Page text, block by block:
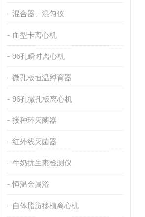
混合器、混匀仪
血型卡离心机
96孔瞬时离心机
微孔板恒温孵育器
96孔微孔板离心机
接种环灭菌器
红外线灭菌器
牛奶抗生素检测仪
恒温金属浴
自体脂肪移植离心机